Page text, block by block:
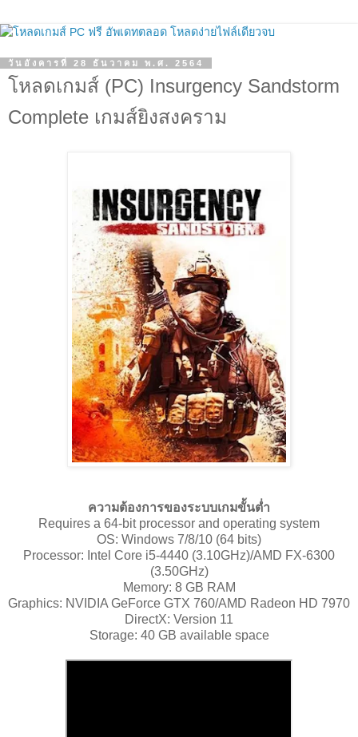
วันอังคารที่ 28 ธันวาคม พ.ศ. 2564
โหลดเกมส์ (PC) Insurgency Sandstorm
Complete เกมส์ยิงสงคราม
ความต้องการของระบบเกมขั้นต่ำ
Requires a 64-bit processor and operating system
OS: Windows 7/8/10 (64 bits)
Processor: Intel Core i5-4440 (3.10GHz)/AMD FX-6300
(3.50GHz)
Memory: 8 GB RAM
Graphics: NVIDIA GeForce GTX 760/AMD Radeon HD 7970
DirectX: Version 11
Storage: 40 GB available space